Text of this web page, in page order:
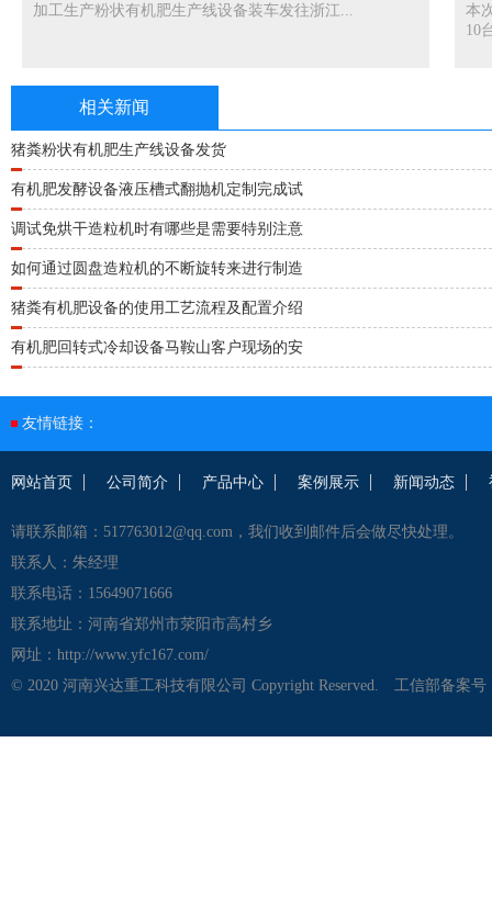
加工生产粉状有机肥生产线设备装车发往浙江...
本
10
相关新闻
猪粪粉状有机肥生产线设备发货
有机肥发酵设备液压槽式翻抛机定制完成试
调试免烘干造粒机时有哪些是需要特别注意
如何通过圆盘造粒机的不断旋转来进行制造
猪粪有机肥设备的使用工艺流程及配置介绍
有机肥回转式冷却设备马鞍山客户现场的安
友情链接：
网站首页 公司简介 产品中心 案例展示 新闻动态
请联系邮箱：517763012@qq.com，我们收到邮件后会做尽快处理。
联系人：朱经理
联系电话：15649071666
联系地址：河南省郑州市荥阳市高村乡
网址：http://www.yfc167.com/
© 2020 河南兴达重工科技有限公司 Copyright Reserved. 工信部备案号